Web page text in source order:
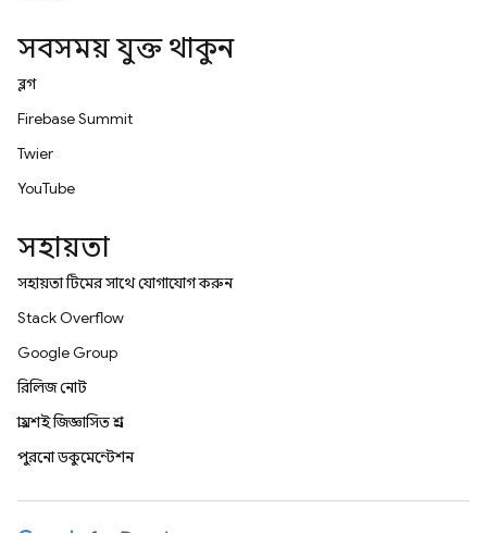
সবসময় যুক্ত থাকুন
ব্লগ
Firebase Summit
Twitter
YouTube
সহায়তা
সহায়তা টিমের সাথে যোগাযোগ করুন
Stack Overflow
Google Group
রিলিজ নোট
প্রায়শই জিজ্ঞাসিত প্রশ্ন
পুরনো ডকুমেন্টেশন